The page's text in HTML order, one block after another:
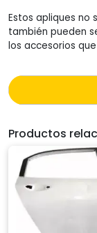
Estos apliques no
también pueden
los accesorios
Productos